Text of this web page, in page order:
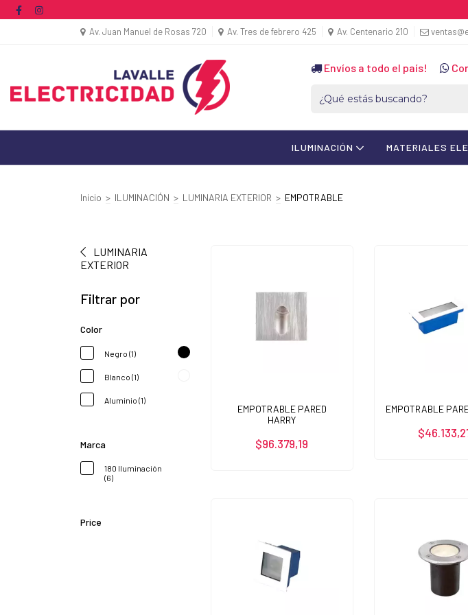
Av. Juan Manuel de Rosas 720 Av. Tres de febrero 425 Av. Centenario 210
Envíos a todo el país!
ILUMINACIÓN MATERIALES
Inicio > ILUMINACIÓN > LUMINARIA EXTERIOR > EMPOTRABLE
LUMINARIA
EXTERIOR
Filtrar por
Color
Negro (1)
Blanco (1)
Aluminio (1)
Marca
180 Iluminación
(6)
Price
EMPOTRABLE PARED
HARRY
$96.379,19
EMPOTRABLE